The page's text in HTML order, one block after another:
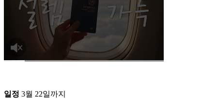
일정 3월 22일까지